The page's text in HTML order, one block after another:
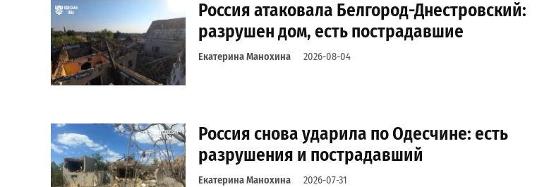
Россия атаковала Белгород-Днестровский:
разрушен дом, есть пострадавшие
Екатерина Манохина 2026-08-04
Россия снова ударила по Одесчине: есть
разрушения и пострадавший
Екатерина Манохина 2026-07-31